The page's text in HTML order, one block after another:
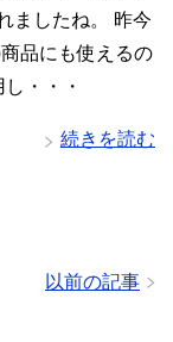
ましたね。 昨今
品にも使えるの
・・・
続きを読む
以前の記事